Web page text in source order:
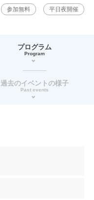
参加無料 平日夜開催
プログラム
Program
過去のイベントの様子
Past events